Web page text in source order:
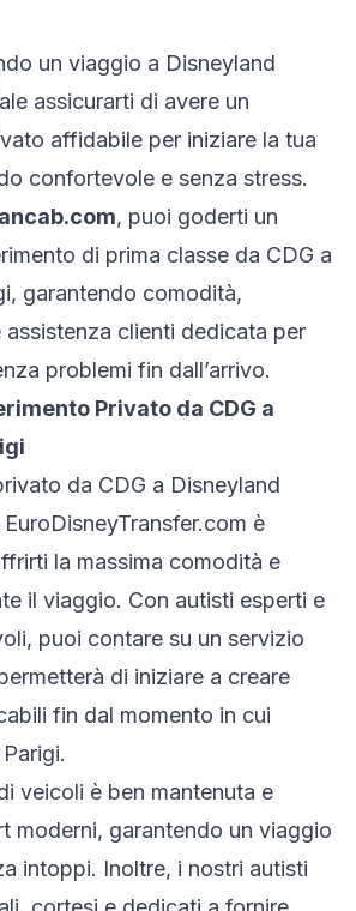
un viaggio a Disneyland
assicurarti di avere un
affidabile per iniziare la tua
confortevole e senza stress.
, puoi goderti un
di prima classe da CDG a
garantendo comodità,
clienti dedicata per
problemi fin dall’arrivo.
Privato da CDG a
da CDG a Disneyland
è
la massima comodità e
il viaggio. Con autisti esperti e
puoi contare su un servizio
di iniziare a creare
fin dal momento in cui
veicoli è ben mantenuta e
moderni, garantendo un viaggio
intoppi. Inoltre, i nostri autisti